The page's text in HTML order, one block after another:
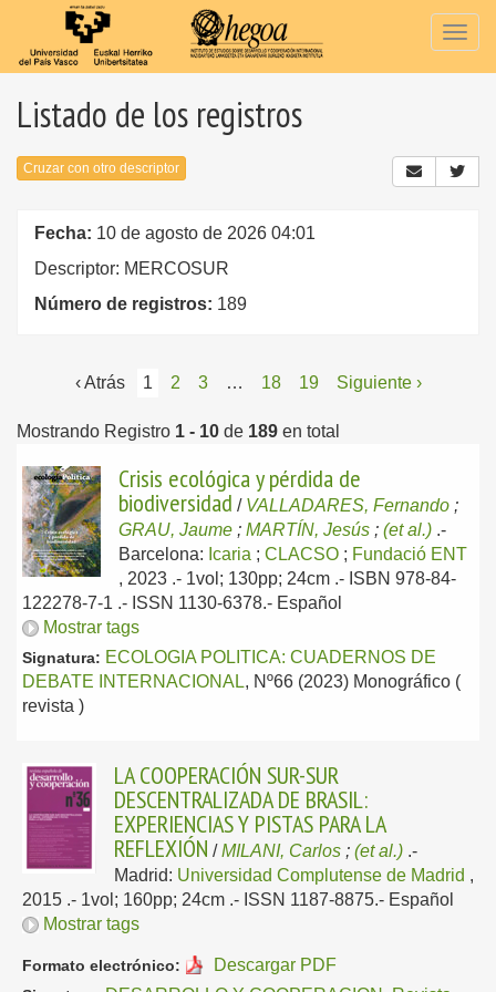
Listado de los registros
Cruzar con otro descriptor
Fecha: 10 de agosto de 2026 04:01
Descriptor: MERCOSUR
Número de registros: 189
‹ Atrás 1 2 3 … 18 19 Siguiente ›
Mostrando Registro 1 - 10 de 189 en total
Crisis ecológica y pérdida de
biodiversidad / VALLADARES, Fernando ;
GRAU, Jaume ; MARTÍN, Jesús ; (et al.) .-
Barcelona: Icaria ; CLACSO ; Fundació ENT
, 2023 .- 1vol; 130pp; 24cm .- ISBN 978-84-
122278-7-1 .- ISSN 1130-6378.- Español
Mostrar tags
Signatura: ECOLOGIA POLITICA: CUADERNOS DE
DEBATE INTERNACIONAL, Nº66 (2023) Monográfico (
revista )
LA COOPERACIÓN SUR-SUR
DESCENTRALIZADA DE BRASIL:
EXPERIENCIAS Y PISTAS PARA LA
REFLEXIÓN /MILANI, Carlos ; (et al.) .-
Madrid: Universidad Complutense de Madrid ,
2015 .- 1vol; 160pp; 24cm .- ISSN 1187-8875.- Español
Mostrar tags
Formato electrónico: Descargar PDF